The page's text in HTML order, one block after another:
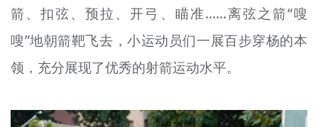
箭、扣弦、预拉、开弓、瞄准……离弦之箭“嗖
嗖”地朝箭靶飞去，小运动员们一展百步穿杨的本
领，充分展现了优秀的射箭运动水平。